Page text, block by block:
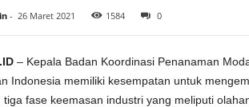
- 26 Maret 2021 1584 0
– Kepala Badan Koordinasi Penanaman
Indonesia memiliki kesempatan untuk
tiga fase keemasan industri yang meliputi